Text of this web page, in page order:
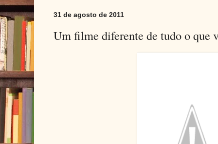
31 de agosto de 2011
Um filme diferente de tudo o que